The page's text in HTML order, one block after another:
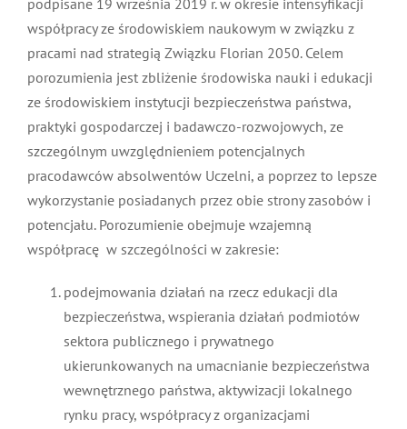
Symbole
Media
MDP i DDP
OTWP
PNWM
Kultura
Orkiestry
Sport
Floriany
Historia
System OSP
Forum
Poradnik
Sklep
podpisane 19 września 2019 r. w okresie intensyfikacji
współpracy ze środowiskiem naukowym w związku z
pracami nad strategią Związku Florian 2050. Celem
porozumienia jest zbliżenie środowiska nauki i edukacji
ze środowiskiem instytucji bezpieczeństwa państwa,
praktyki gospodarczej i badawczo-rozwojowych, ze
szczególnym uwzględnieniem potencjalnych
pracodawców absolwentów Uczelni, a poprzez to lepsze
wykorzystanie posiadanych przez obie strony zasobów i
potencjału. Porozumienie obejmuje wzajemną
współpracę w szczególności w zakresie:
podejmowania działań na rzecz edukacji dla
bezpieczeństwa, wspierania działań podmiotów
sektora publicznego i prywatnego
ukierunkowanych na umacnianie bezpieczeństwa
wewnętrznego państwa, aktywizacji lokalnego
rynku pracy, współpracy z organizacjami